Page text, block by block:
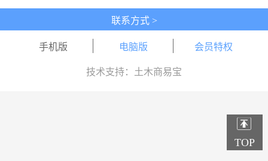
联系方式 >
手机版 电脑版 会员特权
技术支持：土木商易宝
TOP